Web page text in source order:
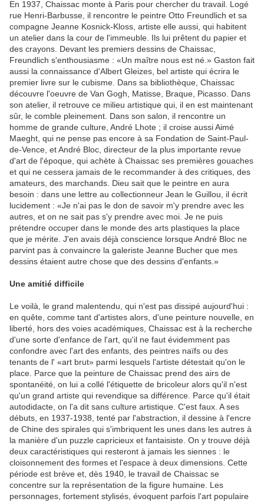
En 1937, Chaissac monte à Paris pour chercher du travail. Logé
rue Henri-Barbusse, il rencontre le peintre Otto Freundlich et sa
compagne Jeanne Kosnick-Kloss, artiste elle aussi, qui habitent
un atelier dans la cour de l'immeuble. Ils lui prêtent du papier et
des crayons. Devant les premiers dessins de Chaissac,
Freundlich s'enthousiasme : «Un maître nous est né.» Gaston fait
aussi la connaissance d'Albert Gleizes, bel artiste qui écrira le
premier livre sur le cubisme. Dans sa bibliothèque, Chaissac
découvre l'oeuvre de Van Gogh, Matisse, Braque, Picasso. Dans
son atelier, il retrouve ce milieu artistique qui, il en est maintenant
sûr, le comble pleinement. Dans son salon, il rencontre un
homme de grande culture, André Lhote ; il croise aussi Aimé
Maeght, qui ne pense pas encore à sa Fondation de Saint-Paul-
de-Vence, et André Bloc, directeur de la plus importante revue
d'art de l'époque, qui achète à Chaissac ses premières gouaches
et qui ne cessera jamais de le recommander à des critiques, des
amateurs, des marchands. Dieu sait que le peintre en aura
besoin : dans une lettre au collectionneur Jean le Guillou, il écrit
lucidement : «Je n'ai pas le don de savoir m'y prendre avec les
autres, et on ne sait pas s'y prendre avec moi. Je ne puis
prétendre occuper dans le monde des arts plastiques la place
que je mérite. J'en avais déjà conscience lorsque André Bloc ne
parvint pas à convaincre la galeriste Jeanne Bucher que mes
dessins étaient autre chose que des dessins d'enfants.»
Une amitié difficile
Le voilà, le grand malentendu, qui n'est pas dissipé aujourd'hui :
en quête, comme tant d'artistes alors, d'une peinture nouvelle, en
liberté, hors des voies académiques, Chaissac est à la recherche
d'une sorte d'enfance de l'art, qu'il ne faut évidemment pas
confondre avec l'art des enfants, des peintres naïfs ou des
tenants de l' «art brut» parmi lesquels l'artiste détestait qu'on le
place. Parce que la peinture de Chaissac prend des airs de
spontanéité, on lui a collé l'étiquette de bricoleur alors qu'il n'est
qu'un grand artiste qui revendique sa différence. Parce qu'il était
autodidacte, on l'a dit sans culture artistique. C'est faux. A ses
débuts, en 1937-1938, tenté par l'abstraction, il dessine à l'encre
de Chine des spirales qui s'imbriquent les unes dans les autres à
la manière d'un puzzle capricieux et fantaisiste. On y trouve déjà
deux caractéristiques qui resteront à jamais les siennes : le
cloisonnement des formes et l'espace à deux dimensions. Cette
période est brève et, dès 1940, le travail de Chaissac se
concentre sur la représentation de la figure humaine. Les
personnages, fortement stylisés, évoquent parfois l'art populaire